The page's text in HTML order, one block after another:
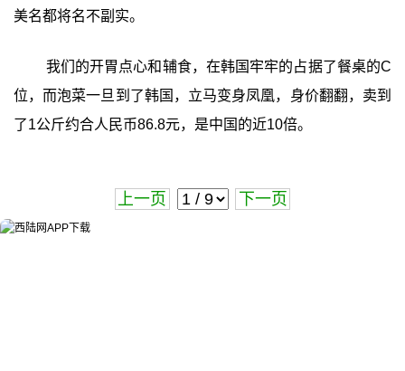
美名都将名不副实。
我们的开胃点心和辅食，在韩国牢牢的占据了餐桌的C
位，而泡菜一旦到了韩国，立马变身凤凰，身价翻翻，卖到
了1公斤约合人民币86.8元，是中国的近10倍。
上一页 下一页